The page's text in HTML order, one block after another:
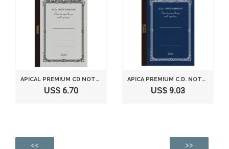
APICAL PREMIUM CD NOTES A5 5 MM SQUARED RULE 96-CDS90S
US$ 6.70
APICA PREMIUM C.D. NOTEBOOK - B5 - 7 MM RULE - 96 SHEETS
US$ 9.03
<< >>